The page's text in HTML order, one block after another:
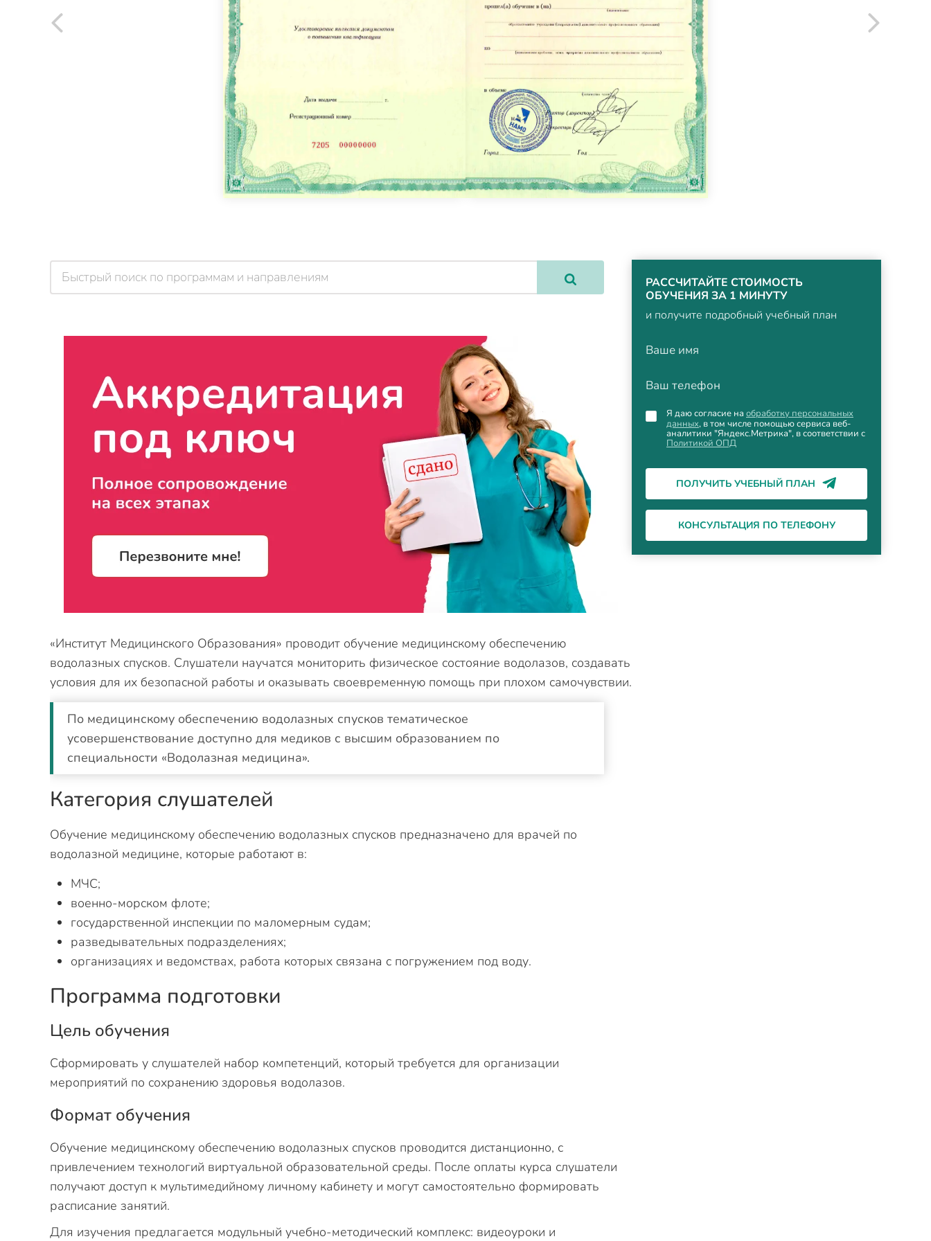
РАССЧИТАЙТЕ СТОИМОСТЬ
ОБУЧЕНИЯ ЗА 1 МИНУТУ
и получите подробный учебный план
Ваше имя
Ваш телефон
Я даю согласие на обработку персональных
данных, в том числе помощью сервиса веб-
аналитики "Яндекс.Метрика", в соответствии с
Политикой ОПД
ПОЛУЧИТЬ УЧЕБНЫЙ ПЛАН
КОНСУЛЬТАЦИЯ ПО ТЕЛЕФОНУ
«Институт Медицинского Образования» проводит обучение медицинскому обеспечению
водолазных спусков. Слушатели научатся мониторить физическое состояние водолазов, создавать
условия для их безопасной работы и оказывать своевременную помощь при плохом самочувствии.
По медицинскому обеспечению водолазных спусков тематическое
усовершенствование доступно для медиков с высшим образованием по
специальности «Водолазная медицина».
Категория слушателей
Обучение медицинскому обеспечению водолазных спусков предназначено для врачей по
водолазной медицине, которые работают в:
МЧС;
военно-морском флоте;
государственной инспекции по маломерным судам;
разведывательных подразделениях;
организациях и ведомствах, работа которых связана с погружением под воду.
Программа подготовки
Цель обучения
Сформировать у слушателей набор компетенций, который требуется для организации
мероприятий по сохранению здоровья водолазов.
Формат обучения
Обучение медицинскому обеспечению водолазных спусков проводится дистанционно, с
привлечением технологий виртуальной образовательной среды. После оплаты курса слушатели
получают доступ к мультимедийному личному кабинету и могут самостоятельно формировать
расписание занятий.
Для изучения предлагается модульный учебно-методический комплекс: видеоуроки и